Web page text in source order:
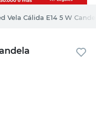
Vela Cálida E14 5 W